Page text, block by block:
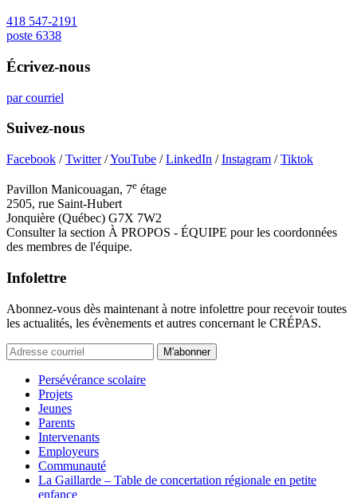
418 547-2191
poste 6338
Écrivez-nous
par courriel
Suivez-nous
Facebook /Twitter/YouTube /LinkedIn /Instagram /Tiktok
Pavillon Manicouagan, 7e étage
2505, rue Saint-Hubert
Jonquière (Québec) G7X 7W2
Consulter la section À PROPOS - ÉQUIPE pour les coordonnées
des membres de l'équipe.
Infolettre
Abonnez-vous dès maintenant à notre infolettre pour recevoir toutes
les actualités, les évènements et autres concernant le CRÉPAS.
M'abonner
Persévérance scolaire
Projets
Jeunes
Parents
Intervenants
Employeurs
Communauté
La Gaillarde – Table de concertation régionale en petite
enfance